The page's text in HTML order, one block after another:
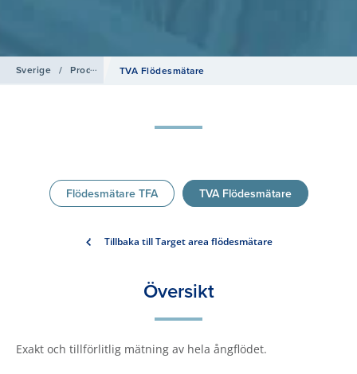
Sverige / Produkter / Flödesmätare Energimätare
TVA Flödesmätare
Flödesmätare TFA TVA Flödesmätare
Tillbaka till Target area flödesmätare
Översikt
Exakt och tillförlitlig mätning av hela ångflödet.